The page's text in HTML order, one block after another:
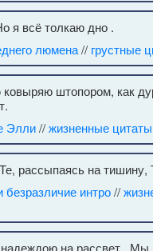
я всё толкаю дно .
люмена// грустные
штопором, как
Элли//жизненные цитаты
рассыпаясь на
безразличие интро//
на рассвет ,